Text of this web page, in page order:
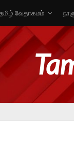
வேதாகமம்